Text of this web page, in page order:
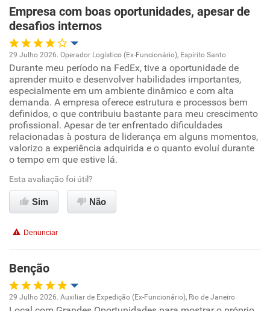
Recomenda a diretoria
Empresa com boas oportunidades, apesar de
desafios internos
Oportunidade de promoção
Ambiente de trabalho
Conciliação com a vida familiar
Benefícios
Recomenda esta empresa
29 Julho 2026. Operador Logístico (Ex-Funcionário), Espírito Santo
Durante meu período na FedEx, tive a oportunidade de
aprender muito e desenvolver habilidades importantes,
especialmente em um ambiente dinâmico e com alta
demanda. A empresa oferece estrutura e processos bem
definidos, o que contribuiu bastante para meu crescimento
profissional. Apesar de ter enfrentado dificuldades
relacionadas à postura de liderança em alguns momentos,
valorizo a experiência adquirida e o quanto evoluí durante
o tempo em que estive lá.
Esta avaliação foi útil?
Sim Não
Denunciar
Benção
29 Julho 2026. Auxiliar de Expedição (Ex-Funcionário), Rio de Janeiro